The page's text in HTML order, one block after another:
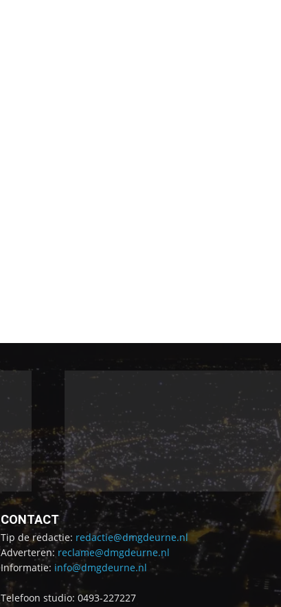
CONTACT
Tip de redactie: redactie@dmgdeurne.nl
Adverteren: reclame@dmgdeurne.nl
Informatie: info@dmgdeurne.nl
Telefoon studio: 0493-227227